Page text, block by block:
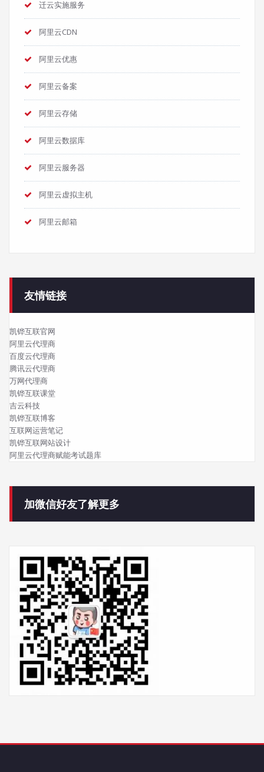
迁云实施服务
阿里云CDN
阿里云优惠
阿里云备案
阿里云存储
阿里云数据库
阿里云服务器
阿里云虚拟主机
阿里云邮箱
友情链接
凯铧互联官网
阿里云代理商
百度云代理商
腾讯云代理商
万网代理商
凯铧互联课堂
吉云科技
凯铧互联博客
互联网运营笔记
凯铧互联网站设计
阿里云代理商赋能考试题库
加微信好友了解更多